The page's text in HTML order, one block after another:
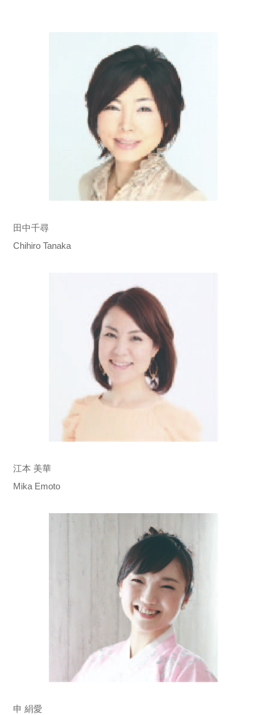
田中千尋
Chihiro Tanaka
江本 美華
Mika Emoto
申 絹愛